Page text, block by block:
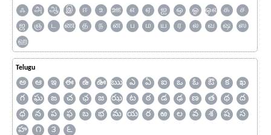
ஃ அ ஆ இ ஈ உ ஊ எ ஏ ஐ ஒ ஓ ஔ க
ச
ஜ
ஞ ட ண த ந ன ப ம ய ர ல வ ஷ
ஸ
ஹ
Telugu
అ ఆ ఇ ఈ ఉ ఊ ఋ ఎ ఏ ఐ ఒ ఓ ఔ క
ఖ
గ
ఘ ఙ చ ఛ జ ఝ ట ఠ డ ఢ ణ త థ
ద
ధ
న ప ఫ బ భ మ య ర ఱ ల వ శ ష
స
హ
౧ ౩ ౬